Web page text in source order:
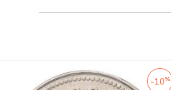
-10%